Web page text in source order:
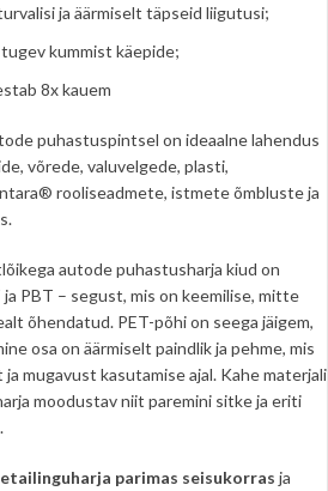
ja äärmiselt täpseid liigutusi;
kummist käepide;
8x kauem
puhastuspintsel on ideaalne lahendus
võrede, valuvelgede, plasti,
rooliseadmete, istmete õmbluste ja
autode puhastusharja kiud on
PBT – segust, mis on keemilise, mitte
õhendatud. PET-põhi on seega jäigem,
osa on äärmiselt paindlik ja pehme, mis
mugavust kasutamise ajal. Kahe materjali
moodustav niit paremini sitke ja eriti
parimas seisukorras ja